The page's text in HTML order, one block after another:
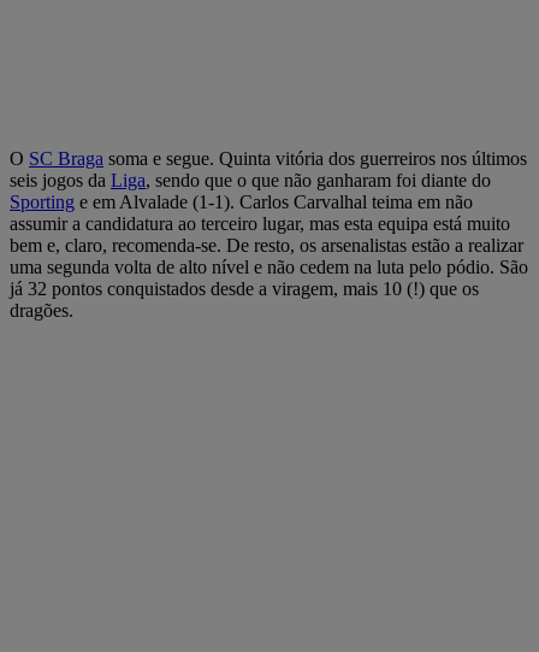
O SC Braga soma e segue. Quinta vitória dos guerreiros nos últimos
seis jogos da Liga, sendo que o que não ganharam foi diante do
Sporting e em Alvalade (1-1). Carlos Carvalhal teima em não
assumir a candidatura ao terceiro lugar, mas esta equipa está muito
bem e, claro, recomenda-se. De resto, os arsenalistas estão a realizar
uma segunda volta de alto nível e não cedem na luta pelo pódio. São
já 32 pontos conquistados desde a viragem, mais 10 (!) que os
dragões.